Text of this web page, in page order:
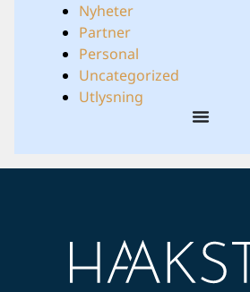
Nyheter
Partner
Personal
Uncategorized
Utlysning